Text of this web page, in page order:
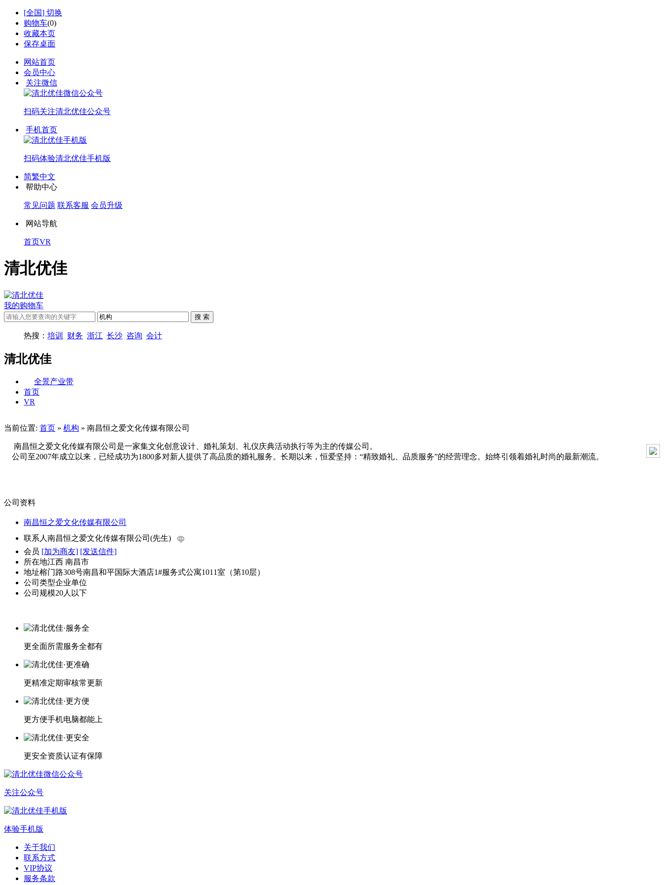
[全国] 切换
购物车(0)
收藏本页
保存桌面
网站首页
会员中心
关注微信
扫码关注清北优佳公众号
手机首页
扫码体验清北优佳手机版
简繁中文
帮助中心
常见问题 联系客服 会员升级
网站导航
首页VR
清北优佳
我的购物车
热搜： 培训 财务 浙江 长沙 咨询 会计
清北优佳
全景产业带
首页
VR
当前位置: 首页 » 机构 » 南昌恒之爱文化传媒有限公司
南昌恒之爱文化传媒有限公司是一家集文化创意设计、婚礼策划、礼仪庆典活动执行等为主的传媒公司。
公司至2007年成立以来，已经成功为1800多对新人提供了高品质的婚礼服务。长期以来，恒爱坚持：“精致婚礼、品质服务”的经营理念。始终引领着婚礼时尚的最新潮流。
公司资料
南昌恒之爱文化传媒有限公司
联系人南昌恒之爱文化传媒有限公司(先生)
会员 [加为商友] [发送信件]
所在地江西 南昌市
地址榕门路308号南昌和平国际大酒店1#服务式公寓1011室（第10层）
公司类型企业单位
公司规模20人以下
更全面所需服务全都有
更精准定期审核常更新
更方便手机电脑都能上
更安全资质认证有保障
关注公众号
体验手机版
关于我们
联系方式
VIP协议
服务条款